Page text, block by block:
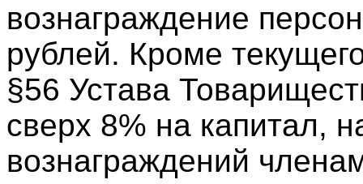
вознаграждение
рублей. Кроме
§56 Устава
сверх 8% на капитал,
вознаграждений